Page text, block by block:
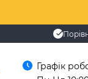
Графік